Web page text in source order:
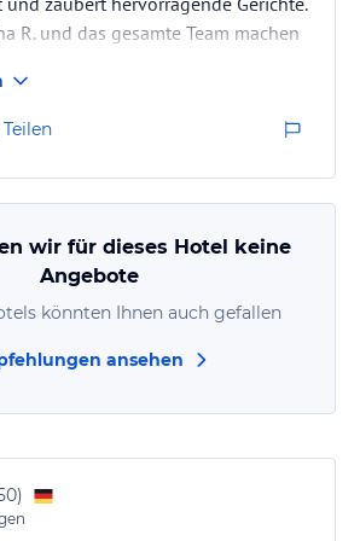
R. und das gesamte Team machen
Teilen
wir für dieses Hotel keine
Angebote
könnten Ihnen auch gefallen
ansehen
)